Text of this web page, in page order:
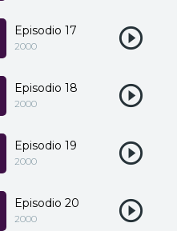
Episodio 17
2000
Episodio 18
2000
Episodio 19
2000
Episodio 20
2000